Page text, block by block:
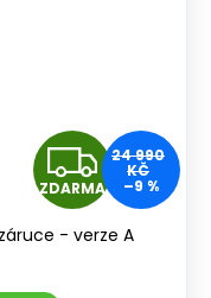
Z
D
ZDARMA
24 990
KČ
–9 %
- verze A